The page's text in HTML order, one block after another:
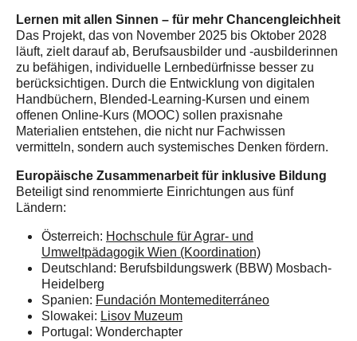
Lernen mit allen Sinnen – für mehr Chancengleichheit
Das Projekt, das von November 2025 bis Oktober 2028
läuft, zielt darauf ab, Berufsausbilder und -ausbilderinnen
zu befähigen, individuelle Lernbedürfnisse besser zu
berücksichtigen. Durch die Entwicklung von digitalen
Handbüchern, Blended-Learning-Kursen und einem
offenen Online-Kurs (MOOC) sollen praxisnahe
Materialien entstehen, die nicht nur Fachwissen
vermitteln, sondern auch systemisches Denken fördern.
Europäische Zusammenarbeit für inklusive Bildung
Beteiligt sind renommierte Einrichtungen aus fünf
Ländern:
Österreich: Hochschule für Agrar- und
Umweltpädagogik Wien (Koordination)
Deutschland: Berufsbildungswerk (BBW) Mosbach-
Heidelberg
Spanien: Fundación Montemediterráneo
Slowakei: Lisov Muzeum
Portugal: Wonderchapter